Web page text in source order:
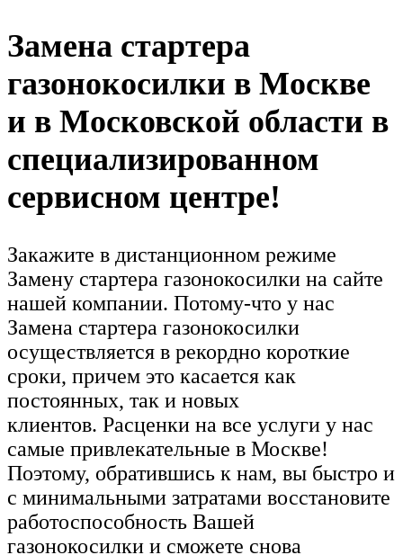
Замена стартера
газонокосилки в Москве
и в Московской области в
специализированном
сервисном центре!
Закажите в дистанционном режиме
Замену стартера газонокосилки на сайте
нашей компании. Потому-что у нас
Замена стартера газонокосилки
осуществляется в рекордно короткие
сроки, причем это касается как
постоянных, так и новых
клиентов. Расценки на все услуги у нас
самые привлекательные в Москве!
Поэтому, обратившись к нам, вы быстро и
с минимальными затратами восстановите
работоспособность Вашей
газонокосилки и сможете снова